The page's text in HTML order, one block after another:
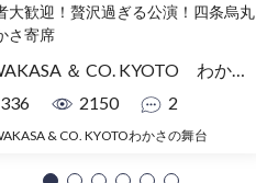
大歓迎！贅沢過ぎる公演！四条烏丸
さ寄席
＆ CO. KYOTO わかさの舞台
2150 2
& CO. KYOTOわかさの舞台